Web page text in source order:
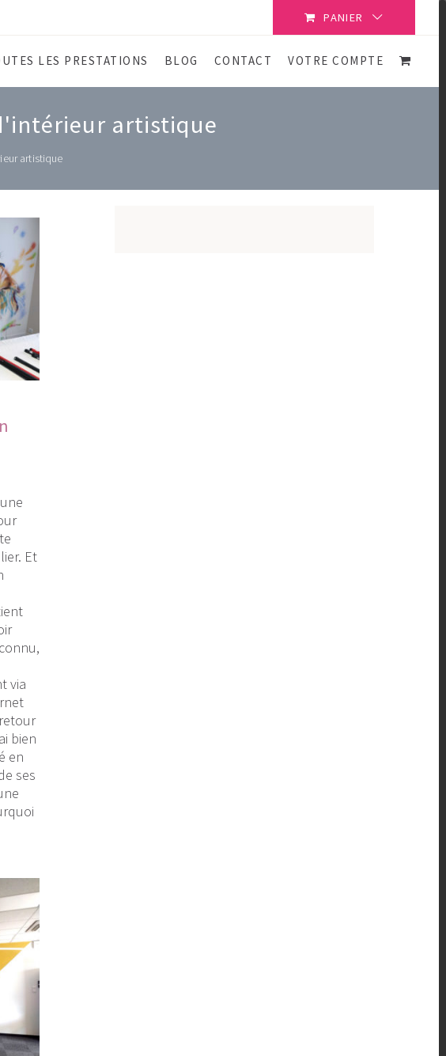
PANIER
LES PRESTATIONS BLOG CONTACT VOTRE COMPTE
artistique
artistique
Et
via
bien
en
ses